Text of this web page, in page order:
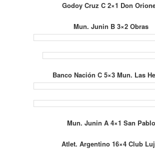
Godoy Cruz C 2×1 Don
Mun. Junin B 3×2 Obras
Banco Nación C 5×3 Mun. Las
Mun. Junin A 4×1 San Pablo
Atlet. Argentino 16×4 Club